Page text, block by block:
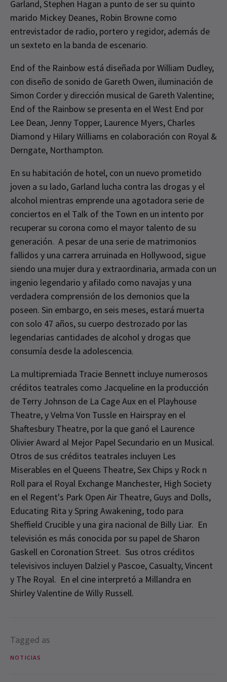
Garland, Stephen Hagan a punto de ser su quinto
marido Mickey Deanes, Robin Browne como
entrevistador de radio, portero y regidor, además de
un sexteto en la banda de escenario.
End of the Rainbow está diseñada por William Dudley,
con diseño de sonido de Gareth Owen, iluminación de
Simon Corder y dirección musical de Gareth Valentine;
End of the Rainbow se presenta en el West End por
Lee Dean, Jenny Topper, Laurence Myers, Charles
Diamond y Hilary Williams en colaboración con Royal &
Derngate, Northampton.
En su habitación de hotel, con un nuevo prometido
joven a su lado, Garland lucha contra las drogas y el
alcohol mientras emprende una agotadora serie de
conciertos en el Talk of the Town en un intento por
recuperar su corona como el mayor talento de su
generación. A pesar de una serie de matrimonios
fallidos y una carrera arruinada en Hollywood, sigue
siendo una mujer dura y extraordinaria, armada con un
ingenio legendario y afilado como navajas y una
verdadera comprensión de los demonios que la
poseen. Sin embargo, en seis meses, estará muerta
con solo 47 años, su cuerpo destrozado por las
legendarias cantidades de alcohol y drogas que
consumía desde la adolescencia.
La multipremiada Tracie Bennett incluye numerosos
créditos teatrales como Jacqueline en la producción
de Terry Johnson de La Cage Aux en el Playhouse
Theatre, y Velma Von Tussle en Hairspray en el
Shaftesbury Theatre, por la que ganó el Laurence
Olivier Award al Mejor Papel Secundario en un Musical.
Otros de sus créditos teatrales incluyen Les
Miserables en el Queens Theatre, Sex Chips y Rock n
Roll para el Royal Exchange Manchester, High Society
en el Regent's Park Open Air Theatre, Guys and Dolls,
Educating Rita y Spring Awakening, todo para
Sheffield Crucible y una gira nacional de Billy Liar. En
televisión es más conocida por su papel de Sharon
Gaskell en Coronation Street. Sus otros créditos
televisivos incluyen Dalziel y Pascoe, Casualty, Vincent
y The Royal. En el cine interpretó a Millandra en
Shirley Valentine de Willy Russell.
Tagged as
NOTICIAS